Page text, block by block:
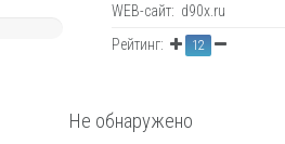
WEB-сайт: d90x.ru
Рейтинг:
12
Не обнаружено